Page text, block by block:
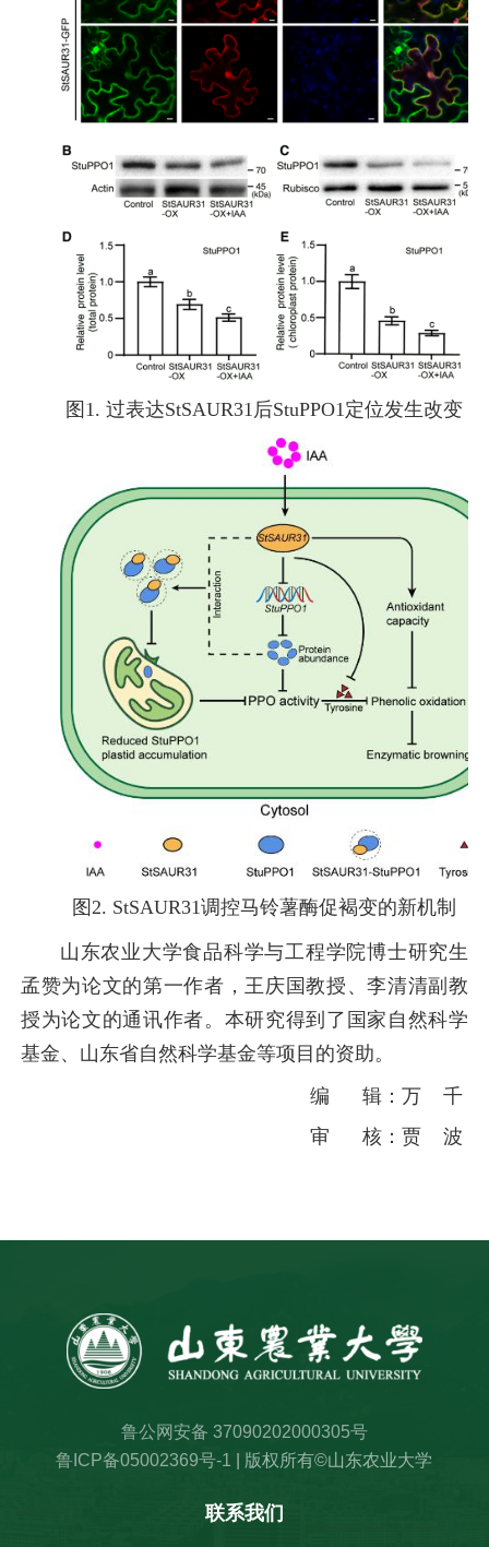
图1. 过表达StSAUR31后StuPPO1定位发生改变
图2. StSAUR31调控马铃薯酶促褐变的新机制
山东农业大学食品科学与工程学院博士研究生
孟赞为论文的第一作者，王庆国教授、李清清副教
授为论文的通讯作者。本研究得到了国家自然科学
基金、山东省自然科学基金等项目的资助。
编 辑：万 千
审 核：贾 波
鲁公网安备 37090202000305号
鲁ICP备05002369号-1 | 版权所有©山东农业大学
联系我们